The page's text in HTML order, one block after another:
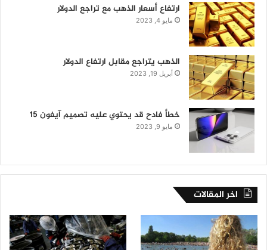
ارتفاع أسعار الذهب مع تراجع الدولار
مايو 4, 2023
الذهب يتراجع مقابل ارتفاع الدولار
أبريل 19, 2023
خطأ فادح قد يحتوي عليه تصميم آيفون 15
مايو 9, 2023
اخر المقالات